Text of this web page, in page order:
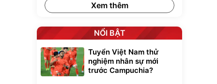
Xem thêm
NỔI BẬT
Tuyển Việt Nam thử
nghiệm nhân sự mới
trước Campuchia?